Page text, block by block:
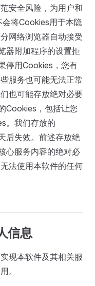
安全风险，为用户和
将Cookies用于本隐
网络浏览器自动接受
器附加程序的设置拒
停用Cookies，您有
服务也可能无法正常
也可能存放绝对必要
Cookies，包括让您
。我们存放的
后失效。前述存放绝
心服务内容的绝对必
法使用本软件的任何
信息
现本软件及其相关服
。